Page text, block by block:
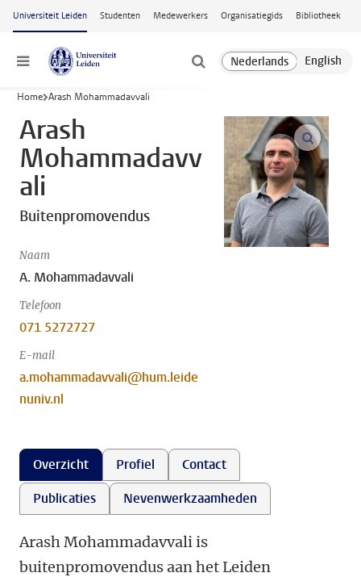
Ga naar hoofdinhoud
Universiteit Leiden Studenten Medewerkers Organisatiegids Bibliotheek
Menu
Home Arash Mohammadavvali
Arash
Mohammadavv
ali
Buitenpromovendus
Naam
A. Mohammadavvali
Telefoon
071 5272727
E-mail
a.mohammadavvali@hum.leide
nuniv.nl
open
Overzicht Profiel
Contact
Publicaties
Nevenwerkzaamheden
Arash Mohammadavvali is
buitenpromovendus aan het Leiden